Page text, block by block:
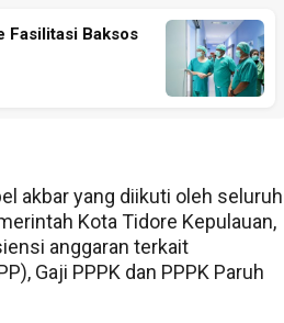
Fasilitasi Baksos
akbar yang diikuti oleh seluruh
Kota Tidore Kepulauan,
anggaran terkait
Gaji PPPK dan PPPK Paruh